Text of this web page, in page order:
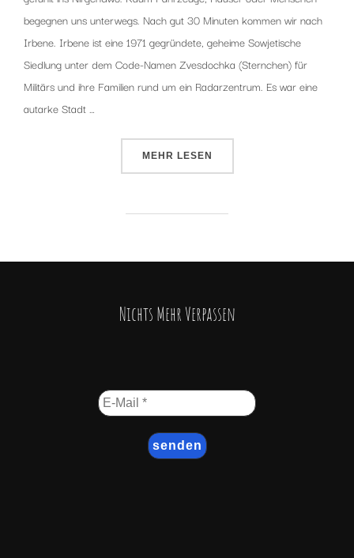
begegnen uns unterwegs. Nach gut 30 Minuten kommen wir nach
Irbene. Irbene ist eine 1971 gegründete, geheime Sowjetische
Siedlung unter dem Code-Namen Zvesdochka (Sternchen) für
Militärs und ihre Familien rund um ein Radarzentrum. Es war eine
autarke Stadt …
MEHR ÜBER „IRBENE UND DAS
LESEN
Nichts Mehr Verpassen